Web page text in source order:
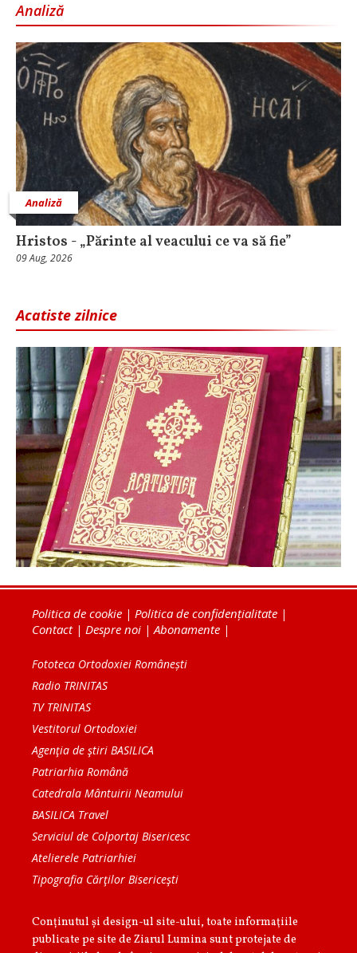
Analiză
Analiză
Hristos - „Părinte al veacului ce va să fie”
09 Aug, 2026
Acatiste zilnice
Politica de cookie | Politica de confidențialitate |
Contact| Despre noi |Abonamente |
Fototeca Ortodoxiei Românești
Radio TRINITAS
TV TRINITAS
Vestitorul Ortodoxiei
Agenţia de ştiri BASILICA
Patriarhia Română
Catedrala Mântuirii Neamului
BASILICA Travel
Serviciul de Colportaj Bisericesc
Atelierele Patriarhiei
Tipografia Cărţilor Bisericeşti
Conținutul și design-ul site-ului, toate informaţiile
publicate pe site de Ziarul Lumina sunt protejate de